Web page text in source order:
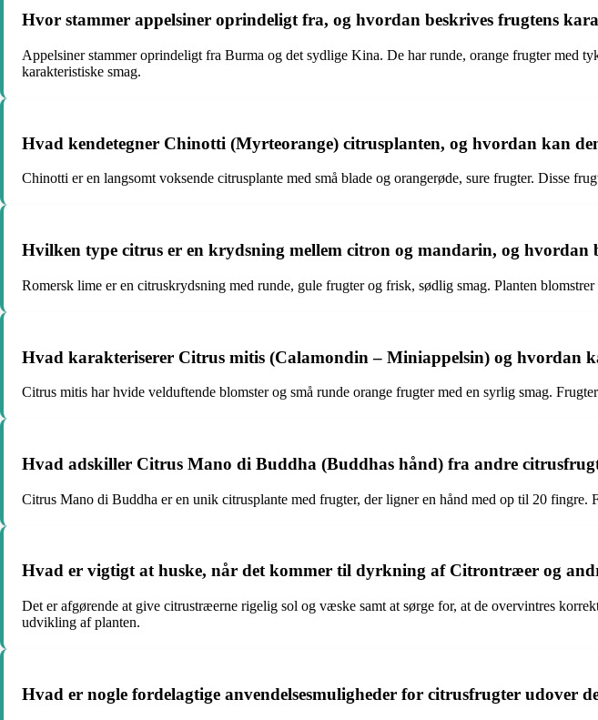
Hvor stammer appelsiner oprindeligt fra, og hvordan beskrives frugtens
Appelsiner stammer oprindeligt fra Burma og det sydlige Kina. De har runde, orange frugter med
karakteristiske smag.
Hvad kendetegner Chinotti (Myrteorange) citrusplanten, og hvordan kan
Chinotti er en langsomt voksende citrusplante med små blade og orangerøde, sure frugter. Disse
Hvilken type citrus er en krydsning mellem citron og mandarin, og hvordan
Romersk lime er en citruskrydsning med runde, gule frugter og frisk, sødlig smag. Planten
Hvad karakteriserer Citrus mitis (Calamondin – Miniappelsin) og hvordan
Citrus mitis har hvide velduftende blomster og små runde orange frugter med en syrlig smag.
Hvad adskiller Citrus Mano di Buddha (Buddhas hånd) fra andre
Citrus Mano di Buddha er en unik citrusplante med frugter, der ligner en hånd med op til 20
Hvad er vigtigt at huske, når det kommer til dyrkning af Citrontræer og
Det er afgørende at give citrustræerne rigelig sol og væske samt at sørge for, at de overvintres
udvikling af planten.
Hvad er nogle fordelagtige anvendelsesmuligheder for citrusfrugter udover